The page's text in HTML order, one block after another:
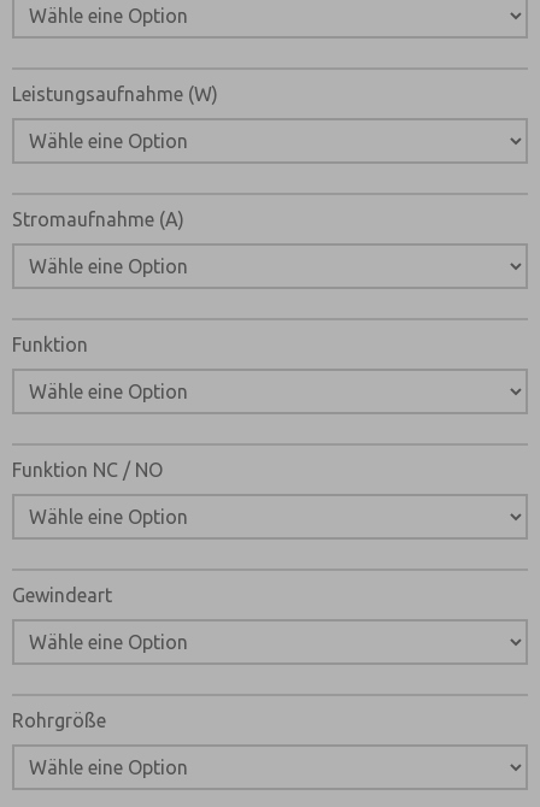
Leistungsaufnahme (W)
Stromaufnahme (A)
Funktion
Funktion NC / NO
Gewindeart
Rohrgröße